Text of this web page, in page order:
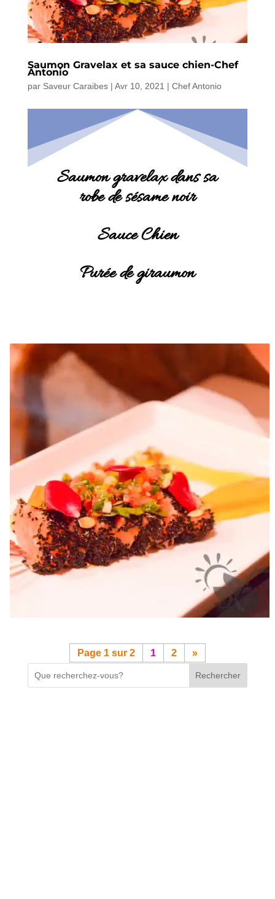
Saumon Gravelax et sa sauce chien-Chef
Antonio
par Saveur Caraibes| Avr 10, 2021 | Chef Antonio
Saumon gravelax dans sa
robe de sésame noir
Sauce Chien
Purée de giraumon
Page 1 sur 2 1 2 »
Rechercher